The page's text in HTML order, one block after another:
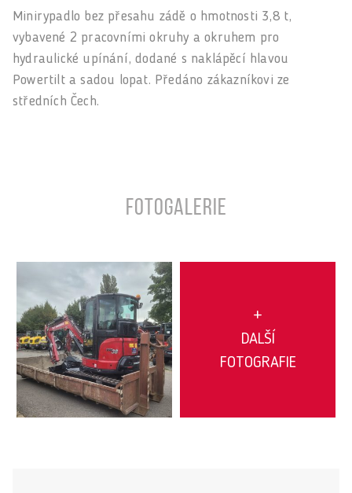
Fotogalerie
+
DALŠÍ
FOTOGRAFIE
Minirypadlo bez přesahu zádě o hmotnosti 3,8 t,
vybavené 2 pracovními okruhy a okruhem pro
hydraulické upínání, dodané s naklápěcí hlavou
Powertilt a sadou lopat. Předáno zákazníkovi ze
středních Čech.